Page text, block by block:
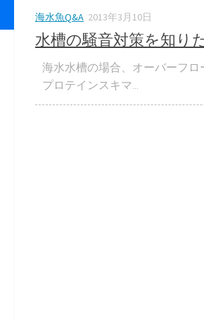
海水魚Q&A 2013年3月10日
水槽の騒音対策を知り
海水水槽の場合、オーバーフ
プロテインスキマ...